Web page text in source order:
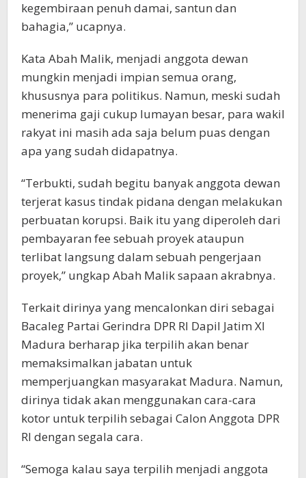
kegembiraan penuh damai, santun dan
bahagia,” ucapnya.
Kata Abah Malik, menjadi anggota dewan
mungkin menjadi impian semua orang,
khususnya para politikus. Namun, meski sudah
menerima gaji cukup lumayan besar, para wakil
rakyat ini masih ada saja belum puas dengan
apa yang sudah didapatnya.
“Terbukti, sudah begitu banyak anggota dewan
terjerat kasus tindak pidana dengan melakukan
perbuatan korupsi. Baik itu yang diperoleh dari
pembayaran fee sebuah proyek ataupun
terlibat langsung dalam sebuah pengerjaan
proyek,” ungkap Abah Malik sapaan akrabnya.
Terkait dirinya yang mencalonkan diri sebagai
Bacaleg Partai Gerindra DPR RI Dapil Jatim XI
Madura berharap jika terpilih akan benar
memaksimalkan jabatan untuk
memperjuangkan masyarakat Madura. Namun,
dirinya tidak akan menggunakan cara-cara
kotor untuk terpilih sebagai Calon Anggota DPR
RI dengan segala cara.
“Semoga kalau saya terpilih menjadi anggota